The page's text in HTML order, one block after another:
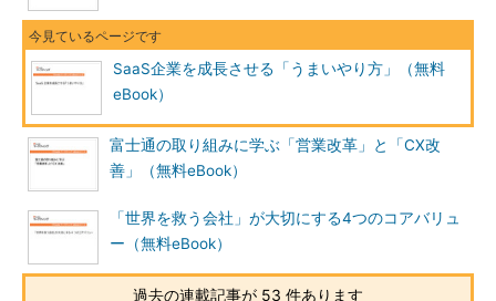
SaaS企業を成長させる「うまいやり方」（無料
eBook）
富士通の取り組みに学ぶ「営業改革」と「CX改
善」（無料eBook）
「世界を救う会社」が大切にする4つのコアバリュ
ー（無料eBook）
過去の連載記事が 53 件あります